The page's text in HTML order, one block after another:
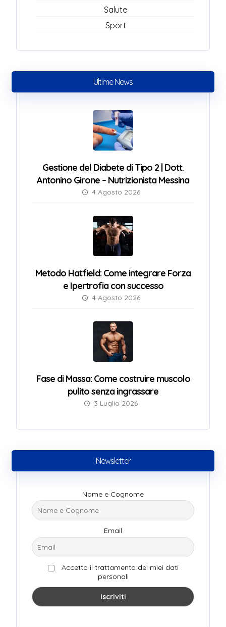
Salute
Sport
Ultime News
Gestione del Diabete di Tipo 2 | Dott.
Antonino Girone – Nutrizionista Messina
4 Agosto 2026
Metodo Hatfield: Come integrare Forza
e Ipertrofia con successo
4 Agosto 2026
Fase di Massa: Come costruire muscolo
pulito senza ingrassare
3 Luglio 2026
Newsletter
Nome e Cognome
Email
Accetto il trattamento dei miei dati
personali